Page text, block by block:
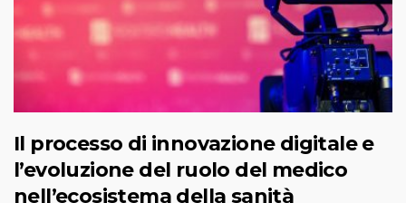
Il processo di innovazione digitale e
l’evoluzione del ruolo del medico
nell’ecosistema della sanità